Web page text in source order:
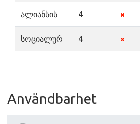
ალიანსის 4
სოციალურ 4
Användbarhet